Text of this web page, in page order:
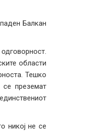
Балкан
области
Тешко
преземат
никој не се